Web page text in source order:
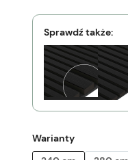
Sprawdź także:
Warianty